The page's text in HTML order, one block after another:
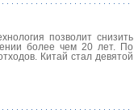
позволит снизить
более чем 20 лет. По
Китай стал девятой